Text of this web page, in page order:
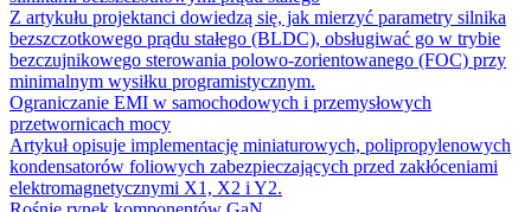
Z artykułu projektanci dowiedzą się, jak mierzyć parametry silnika
bezszczotkowego prądu stałego (BLDC), obsługiwać go w trybie
bezczujnikowego sterowania polowo-zorientowanego (FOC) przy
minimalnym wysiłku programistycznym.
Ograniczanie EMI w samochodowych i przemysłowych
przetwornicach mocy
Artykuł opisuje implementację miniaturowych, polipropylenowych
kondensatorów foliowych zabezpieczających przed zakłóceniami
elektromagnetycznymi X1, X2 i Y2.